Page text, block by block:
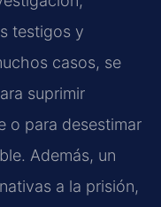
testigos y
casos, se
suprimir
o para desestimar
Además, un
a la prisión,